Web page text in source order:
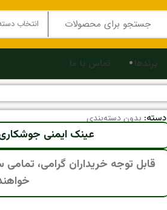
انتخاب
برندها تماس با ما
دسته: بدون دسته‌بندی
عینک ایمنی جوشکاری